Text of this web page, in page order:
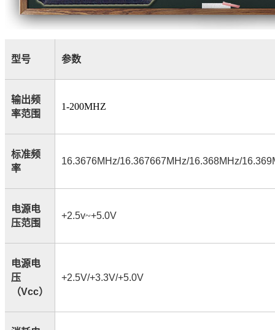
型号 参数
输出频
率范围
1-200MHZ
标准频
率
16.3676MHz/16.367667MHz/16.368MHz/
电源电
压范围
+2.5v~+5.0V
电源电
压
（Vcc）
+2.5V/+3.3V/+5.0V